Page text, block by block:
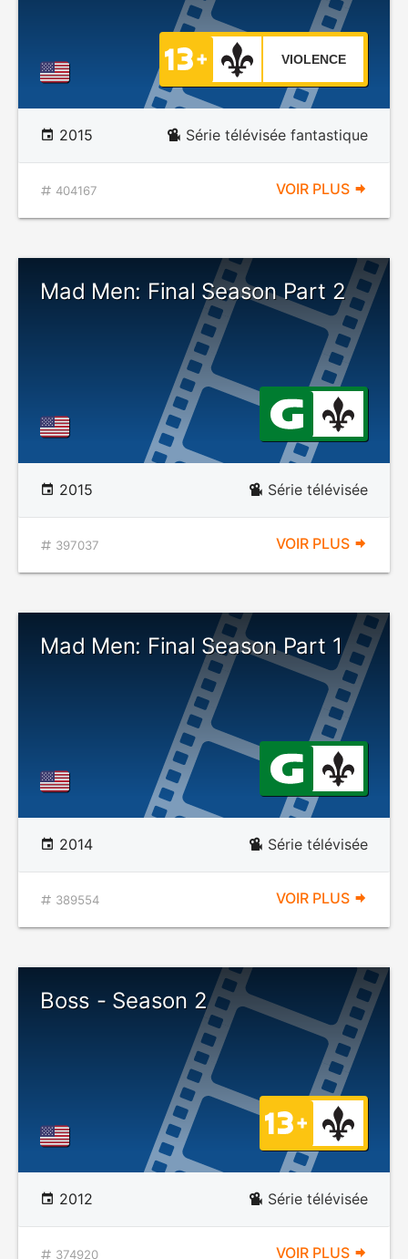
VIOLENCE
2015 Série télévisée fantastique
404167 VOIR PLUS
Mad Men: Final Season Part 2
2015 Série télévisée
397037 VOIR PLUS
Mad Men: Final Season Part 1
2014 Série télévisée
389554 VOIR PLUS
Boss - Season 2
2012 Série télévisée
374920 VOIR PLUS